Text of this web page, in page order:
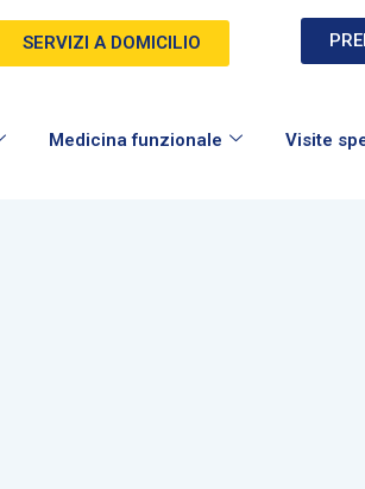
SERVIZI A DOMICILIO
Medicina funzionale Visite